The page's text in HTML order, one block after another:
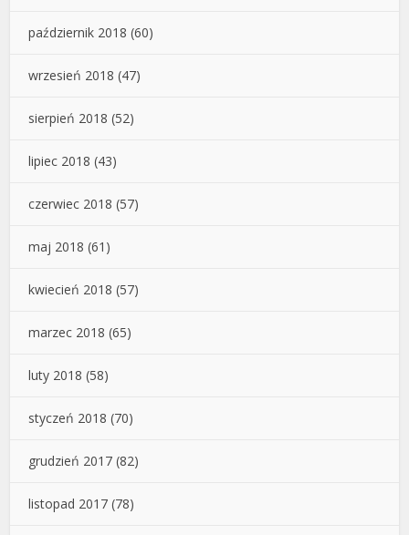
październik 2018 (60)
wrzesień 2018 (47)
sierpień 2018 (52)
lipiec 2018 (43)
czerwiec 2018 (57)
maj 2018 (61)
kwiecień 2018 (57)
marzec 2018 (65)
luty 2018 (58)
styczeń 2018 (70)
grudzień 2017 (82)
listopad 2017 (78)